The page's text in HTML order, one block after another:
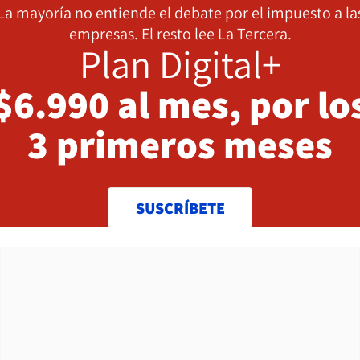
mayoría no entiende el debate por el impuesto a
empresas. El resto lee La Tercera.
Plan Digital+
al mes, por
3 primeros meses
SUSCRÍBETE